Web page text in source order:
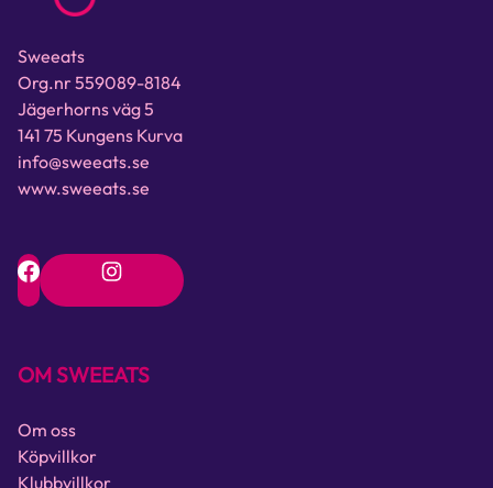
Sweeats
Org.nr 559089-8184
Jägerhorns väg 5
141 75 Kungens Kurva
info@sweeats.se
www.sweeats.se
OM SWEEATS
Om oss
Köpvillkor
Klubbvillkor